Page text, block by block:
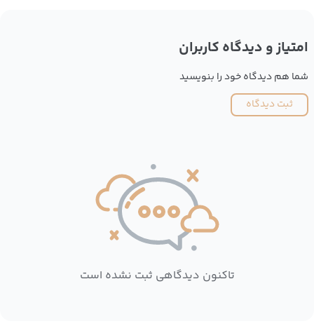
امتیاز و دیدگاه کاربران
شما هم دیدگاه خود را بنویسید
ثبت دیدگاه
تاکنون دیدگاهی ثبت نشده است